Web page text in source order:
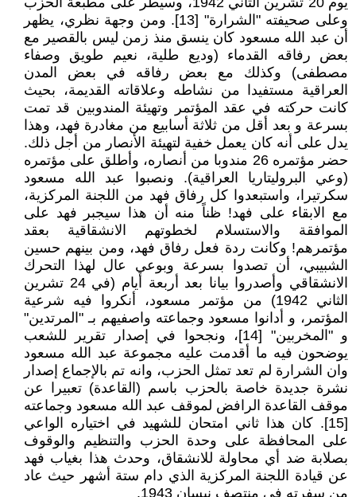
وعلى صحيفته "الشرارة" [13]. ومن وجهة نظري، يظهر
أن عبد الله مسعود كان ينسق منذ زمن ليس بالقصير مع
بعض رفاقه القدماء (وديع طلية، نعيم طويق وصفاء
مصطفى) وكذلك مع بعض رفاقه في بعض المدن
العراقية مستفيدا من نشاطه وعلاقاته القديمة، بحيث
كانت حركته في عقد المؤتمر وتهيئة المندوبين قد تمت
بسرعة و بعد أقل من ثلاثة أسابيع من مغادرة فهد، وهذا
يدل على أنه كان يعمل خفية لتهيئة الأنصار من أجل ذلك.
حضر مؤتمره 26 مندوبا من أنصاره، وأطلق على مؤتمره
(وعي البروليتاريا العراقية). ونصبوا عبد الله مسعود
سكرتيرا، واستبعدوا كل رفاق فهد من اللجنة المركزية،
مع الابقاء على فهد! ظناً منه أن هذا سيجبر فهد على
الموافقة والاستسلام لخطوتهم الانشقاقية بعقد
مؤتمرهم! وكانت ردة فعل رفاق فهد، ومن بينهم حسين
الشبيبي، أن تصدوا بسرعة وبوعي عال لهذا التحرك
الانشقاقي وأصدروا بيانا بعد أربعة أيام (في 24 تشرين
الثاني 1942) من مؤتمر مسعود، أنكروا فيه شرعية
المؤتمر، و أدانوا مسعود وجماعته واصفيهم بـ "المرتدين"
و "المخربين" [14]، ونجحوا في إصدار تقرير للشعب
يوضحون فيه ما أقدمت عليه مجموعة عبد الله مسعود
وان الشرارة لم تعد تمثل الحزب، وانه تم بالإجماع إصدار
نشرة جديدة خاصة بالحزب باسم (القاعدة) تعبيرا عن
موقف القاعدة الرافض لموقف عبد الله مسعود وجماعته
[15]. كان هذا ثاني امتحان للشهيد في اختياره الواعي
على المحافظة على وحدة الحزب والتنظيم والوقوف
بصلابة ضد أي محاولة للانشقاق، وحدث هذا بغياب فهد
عن قيادة اللجنة المركزية الذي دام ستة أشهر حيث عاد
من سفرته في منتصف نيسان 1943.